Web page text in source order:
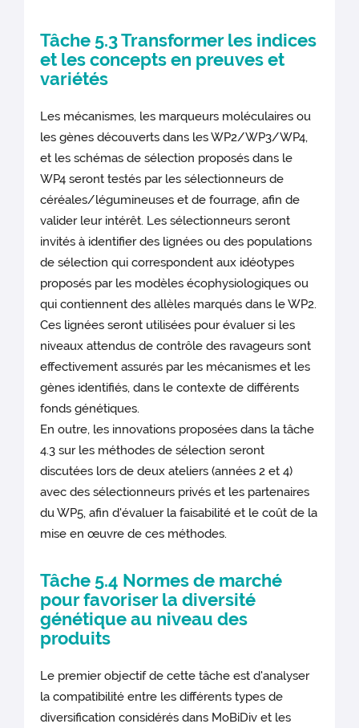
Tâche 5.3 Transformer les indices
et les concepts en preuves et
variétés
Les mécanismes, les marqueurs moléculaires ou
les gènes découverts dans les WP2/WP3/WP4,
et les schémas de sélection proposés dans le
WP4 seront testés par les sélectionneurs de
céréales/légumineuses et de fourrage, afin de
valider leur intérêt. Les sélectionneurs seront
invités à identifier des lignées ou des populations
de sélection qui correspondent aux idéotypes
proposés par les modèles écophysiologiques ou
qui contiennent des allèles marqués dans le WP2.
Ces lignées seront utilisées pour évaluer si les
niveaux attendus de contrôle des ravageurs sont
effectivement assurés par les mécanismes et les
gènes identifiés, dans le contexte de différents
fonds génétiques.
En outre, les innovations proposées dans la tâche
4.3 sur les méthodes de sélection seront
discutées lors de deux ateliers (années 2 et 4)
avec des sélectionneurs privés et les partenaires
du WP5, afin d'évaluer la faisabilité et le coût de la
mise en œuvre de ces méthodes.
Tâche 5.4 Normes de marché
pour favoriser la diversité
génétique au niveau des
produits
Le premier objectif de cette tâche est d'analyser
la compatibilité entre les différents types de
diversification considérés dans MoBiDiv et les